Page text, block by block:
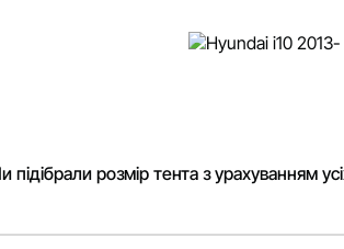
підібрали розмір тента з урахуванням